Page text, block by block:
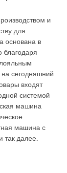
и
для
основана в
благодаря
сегодняшний
входят
системой
машина
машина с
далее.